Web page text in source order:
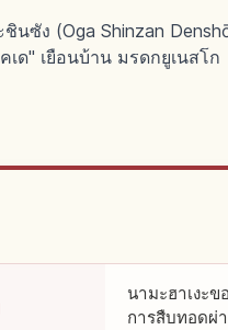
ซัง (Oga Shinzan
ด" เยือนบ้าน มรดกยูเนสโก
นามะฮาเงะ
การสืบทอดผ่